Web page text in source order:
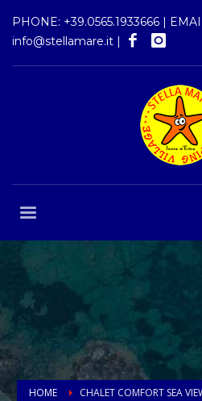
PHONE: +39.0565.1933666 |
info@stellamare.it |
HOME CHALET COMFORT SEA